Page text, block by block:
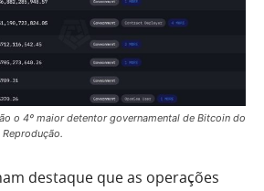
o 4º maior detentor governamental de Bitcoin do
destaque que as operações